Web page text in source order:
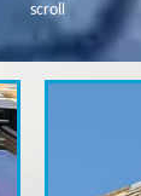
scroll